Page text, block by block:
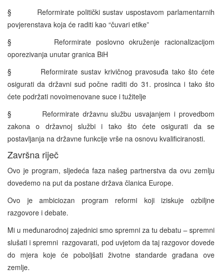
§ Reformirate politički sustav uspostavom parlamentarnih
povjerenstava koja će raditi kao “čuvari etike”
§ Reformirate poslovno okruženje racionalizacijom
oporezivanja unutar granica BiH
§ Reformirate sustav krivičnog pravosuđa tako što ćete
osigurati da državni sud počne raditi do 31. prosinca i tako što
ćete podržati novoimenovane suce i tužitelje
§ Reformirate državnu službu usvajanjem i provedbom
zakona o državnoj službi i tako što ćete osigurati da se
postavljanja na državne funkcije vrše na osnovu kvalificiranosti.
Završna riječ
Ovo je program, sljedeća faza našeg partnerstva da ovu zemlju
dovedemo na put da postane država članica Europe.
Ovo je ambiciozan program reformi koji iziskuje ozbiljne
razgovore i debate.
Mi u međunarodnoj zajednici smo spremni za tu debatu – spremni
slušati i spremni razgovarati, pod uvjetom da taj razgovor dovede
do mjera koje će poboljšati životne standarde građana ove
zemlje.